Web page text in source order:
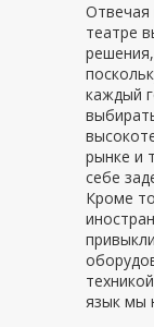
Отвечая
театре
каждый
рынке и
себе
Кроме
язык мы